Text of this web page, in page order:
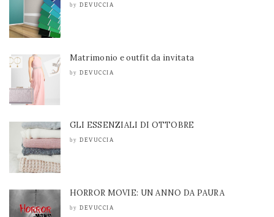
by DEVUCCIA
Matrimonio e outfit da invitata
by DEVUCCIA
GLI ESSENZIALI DI OTTOBRE
by DEVUCCIA
HORROR MOVIE: UN ANNO DA PAURA
by DEVUCCIA